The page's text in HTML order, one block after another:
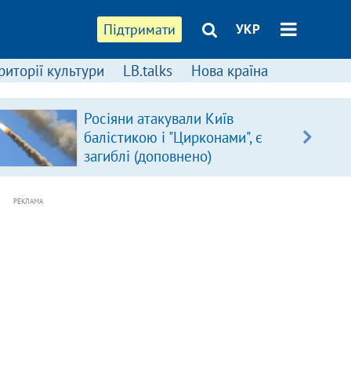
Підтримати УКР
культури LB.talks Нова країна
Росіяни атакували Київ
балістикою і "Цирконами", є
загиблі (доповнено)
РЕКЛАМА